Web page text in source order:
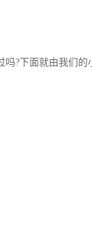
?下面就由我们